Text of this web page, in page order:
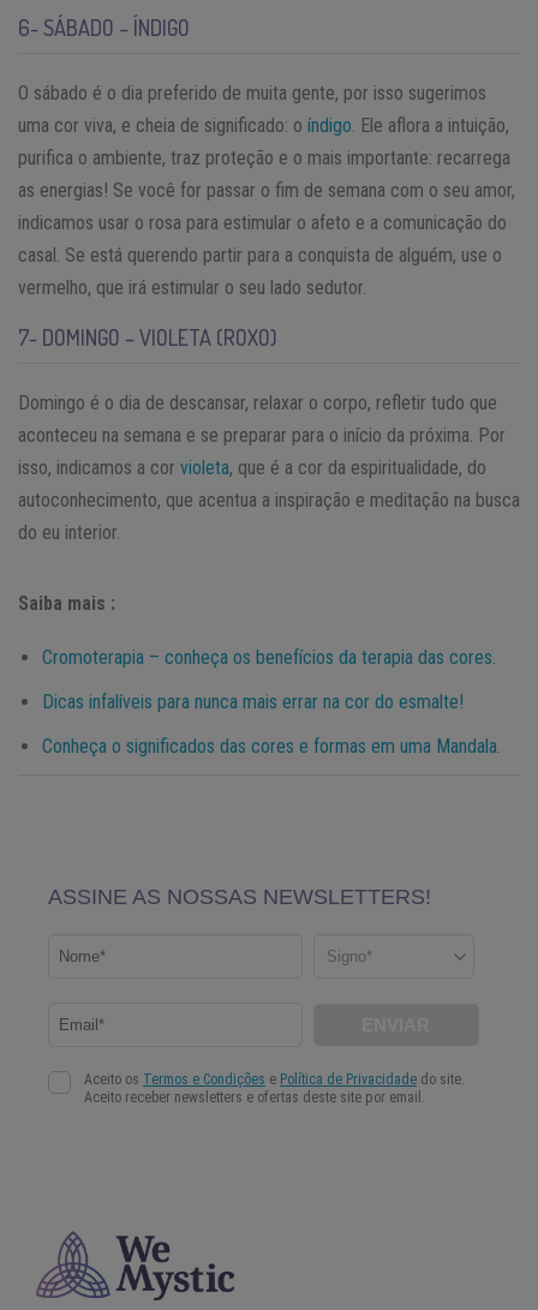
6- SÁBADO – ÍNDIGO
O sábado é o dia preferido de muita gente, por isso sugerimos
uma cor viva, e cheia de significado: o índigo . Ele aflora a intuição,
purifica o ambiente, traz proteção e o mais importante: recarrega
as energias! Se você for passar o fim de semana com o seu amor,
indicamos usar o rosa para estimular o afeto e a comunicação do
casal. Se está querendo partir para a conquista de alguém, use o
vermelho, que irá estimular o seu lado sedutor.
7- DOMINGO – VIOLETA (ROXO)
Domingo é o dia de descansar, relaxar o corpo, refletir tudo que
aconteceu na semana e se preparar para o início da próxima. Por
isso, indicamos a cor violeta, que é a cor da espiritualidade, do
autoconhecimento, que acentua a inspiração e meditação na busca
do eu interior.
Saiba mais :
Cromoterapia – conheça os benefícios da terapia das cores.
Dicas infalíveis para nunca mais errar na cor do esmalte!
Conheça o significados das cores e formas em uma Mandala.